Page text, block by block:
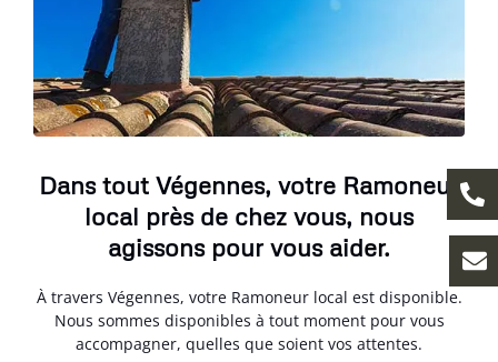
Dans tout Végennes, votre Ramoneur
local près de chez vous, nous
agissons pour vous aider.
À travers Végennes, votre Ramoneur local est disponible.
Nous sommes disponibles à tout moment pour vous
accompagner, quelles que soient vos attentes.